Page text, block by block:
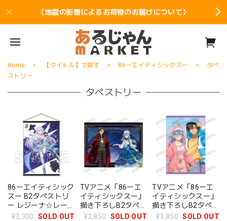
〈地震の影響によるお荷物のお届けについて〉
Home 【タイトル】で探す 86ーエイティシックスー
タペ
ストリー
タペストリー
86ーエイティシック
スー B2タペストリ
ー レジーナ☆レーナ
2025
¥3,300 SOLD OUT
TVアニメ「86ーエ
イティシックスー」
描き下ろしB2タペス
トリー【ドレスアッ
¥3,850 SOLD OUT
TVアニメ「86ーエ
イティシックスー」
描き下ろしB2タペス
トリー【ルームウェ
¥3,850 SOLD OUT